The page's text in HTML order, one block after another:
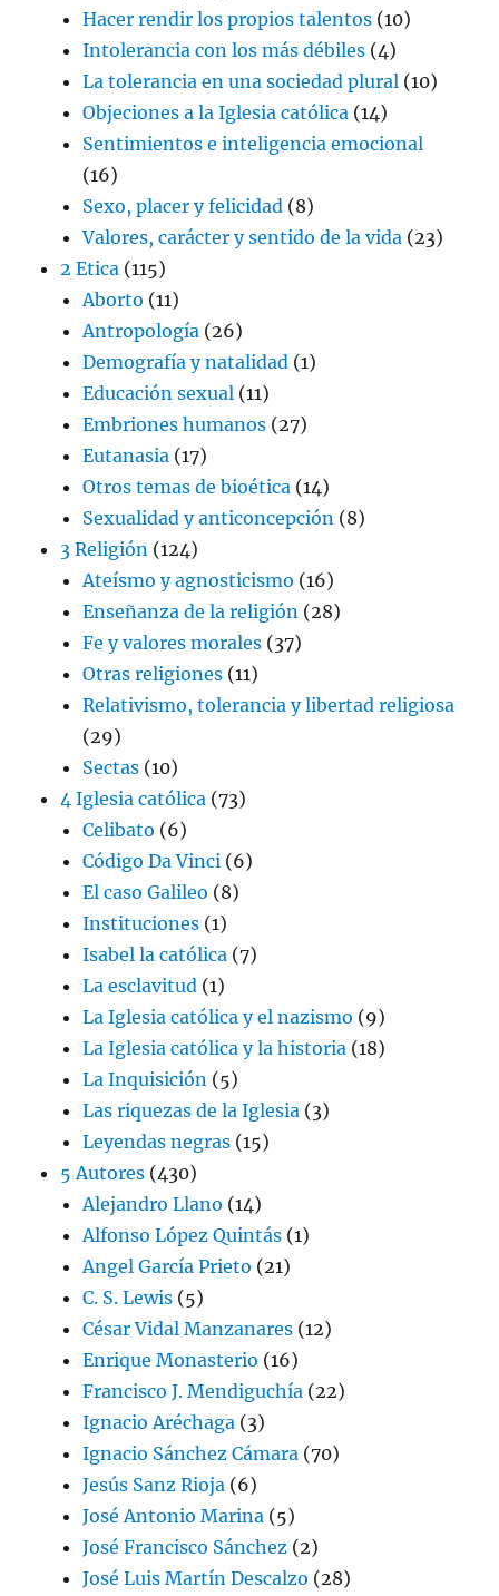
Hacer rendir los propios talentos (10)
Intolerancia con los más débiles (4)
La tolerancia en una sociedad plural (10)
Objeciones a la Iglesia católica (14)
Sentimientos e inteligencia emocional
(16)
Sexo, placer y felicidad (8)
Valores, carácter y sentido de la vida (23)
2 Etica (115)
Aborto (11)
Antropología (26)
Demografía y natalidad (1)
Educación sexual (11)
Embriones humanos (27)
Eutanasia (17)
Otros temas de bioética (14)
Sexualidad y anticoncepción (8)
3 Religión (124)
Ateísmo y agnosticismo (16)
Enseñanza de la religión (28)
Fe y valores morales (37)
Otras religiones (11)
Relativismo, tolerancia y libertad religiosa
(29)
Sectas (10)
4 Iglesia católica (73)
Celibato (6)
Código Da Vinci (6)
El caso Galileo (8)
Instituciones (1)
Isabel la católica (7)
La esclavitud (1)
La Iglesia católica y el nazismo (9)
La Iglesia católica y la historia (18)
La Inquisición (5)
Las riquezas de la Iglesia (3)
Leyendas negras (15)
5 Autores (430)
Alejandro Llano (14)
Alfonso López Quintás (1)
Angel García Prieto (21)
C. S. Lewis (5)
César Vidal Manzanares (12)
Enrique Monasterio (16)
Francisco J. Mendiguchía (22)
Ignacio Aréchaga (3)
Ignacio Sánchez Cámara (70)
Jesús Sanz Rioja (6)
José Antonio Marina (5)
José Francisco Sánchez (2)
José Luis Martín Descalzo (28)